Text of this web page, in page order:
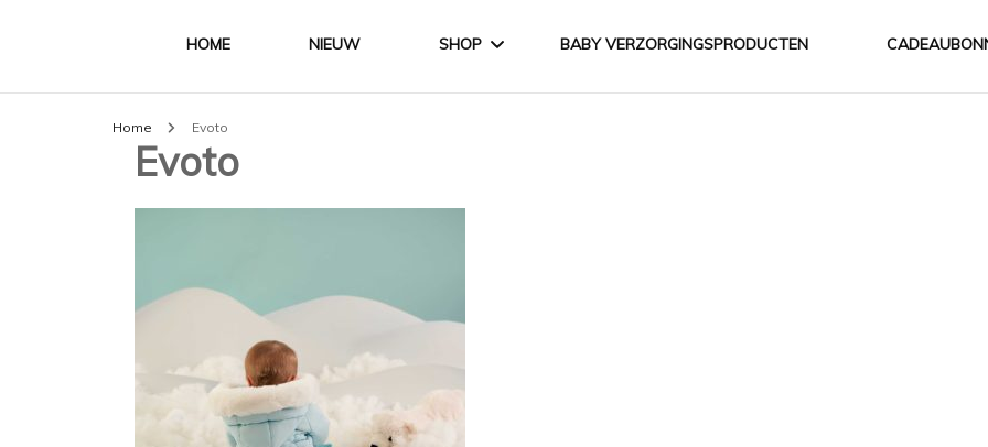
HOME NIEUW SHOP
MEIA PATA BADKLEDING
OMSLAGDOEKEN
BABY VERZORGINGSPRODUCTEN
Home Evoto
Evoto